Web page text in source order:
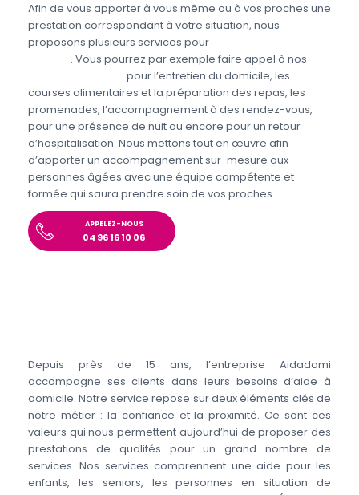
Afin de vous apporter à vous même ou à vos proches une
prestation correspondant à votre situation, nous
proposons plusieurs services pour
. Vous pourrez par exemple faire appel à nos
pour l’entretien du domicile, les
courses alimentaires et la préparation des repas, les
promenades, l’accompagnement à des rendez-vous,
pour une présence de nuit ou encore pour un retour
d’hospitalisation. Nous mettons tout en œuvre afin
d’apporter un accompagnement sur-mesure aux
personnes âgées avec une équipe compétente et
formée qui saura prendre soin de vos proches.
APPELEZ-NOUS
04 96 16 10 06
Depuis près de 15 ans, l’entreprise Aidadomi
accompagne ses clients dans leurs besoins d’aide à
domicile. Notre service repose sur deux éléments clés de
notre métier : la confiance et la proximité. Ce sont ces
valeurs qui nous permettent aujourd’hui de proposer des
prestations de qualités pour un grand nombre de
services. Nos services comprennent une aide pour les
enfants, les seniors, les personnes en situation de